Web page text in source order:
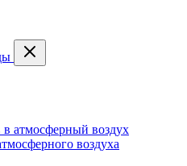
атмосферный воздух
воздуха